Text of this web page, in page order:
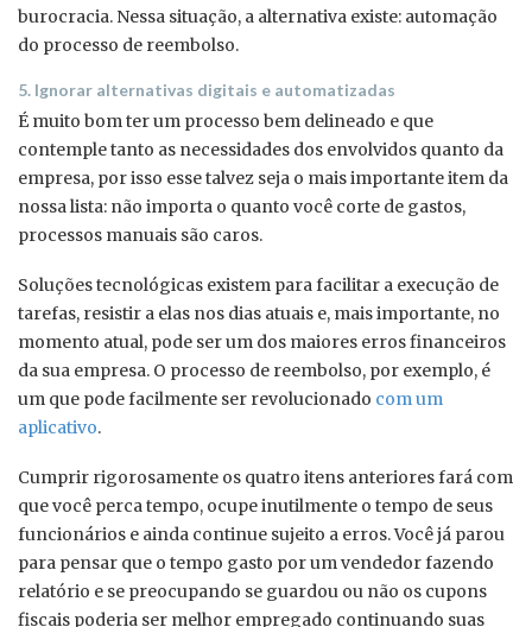
burocracia. Nessa situação, a alternativa existe: automação
do processo de reembolso.
5. Ignorar alternativas digitais e automatizadas
É muito bom ter um processo bem delineado e que
contemple tanto as necessidades dos envolvidos quanto da
empresa, por isso esse talvez seja o mais importante item da
nossa lista: não importa o quanto você corte de gastos,
processos manuais são caros.
Soluções tecnológicas existem para facilitar a execução de
tarefas, resistir a elas nos dias atuais e, mais importante, no
momento atual, pode ser um dos maiores erros financeiros
da sua empresa. O processo de reembolso, por exemplo, é
um que pode facilmente ser revolucionado com um
aplicativo.
Cumprir rigorosamente os quatro itens anteriores fará com
que você perca tempo, ocupe inutilmente o tempo de seus
funcionários e ainda continue sujeito a erros. Você já parou
para pensar que o tempo gasto por um vendedor fazendo
relatório e se preocupando se guardou ou não os cupons
fiscais poderia ser melhor empregado continuando suas